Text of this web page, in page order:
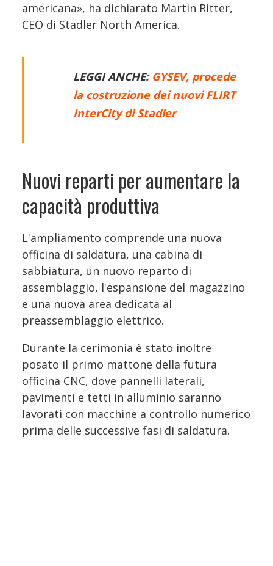
americana», ha dichiarato Martin Ritter,
CEO di Stadler North America.
LEGGI ANCHE: GYSEV, procede
la costruzione dei nuovi FLIRT
InterCity di Stadler
Nuovi reparti per aumentare la
capacità produttiva
L'ampliamento comprende una nuova
officina di saldatura, una cabina di
sabbiatura, un nuovo reparto di
assemblaggio, l'espansione del magazzino
e una nuova area dedicata al
preassemblaggio elettrico.
Durante la cerimonia è stato inoltre
posato il primo mattone della futura
officina CNC, dove pannelli laterali,
pavimenti e tetti in alluminio saranno
lavorati con macchine a controllo numerico
prima delle successive fasi di saldatura.